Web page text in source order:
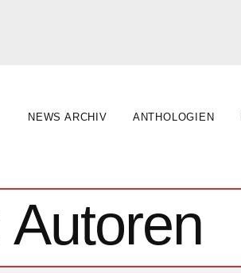
NEWS ARCHIV ANTHOLOGIEN
Autoren